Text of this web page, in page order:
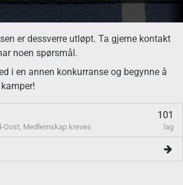
er dessverre utløpt. Ta gjerne kontakt
noen spørsmål.
i en annen konkurranse og begynne å
Oost, Medlemskap kreves
101
lag